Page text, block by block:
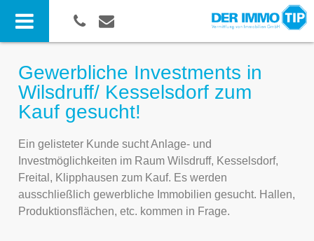
Gewerbliche Investments in
Wilsdruff/ Kesselsdorf zum
Kauf gesucht!
Ein gelisteter Kunde sucht Anlage- und
Investmöglichkeiten im Raum Wilsdruff, Kesselsdorf,
Freital, Klipphausen zum Kauf. Es werden
ausschließlich gewerbliche Immobilien gesucht. Hallen,
Produktionsflächen, etc. kommen in Frage.